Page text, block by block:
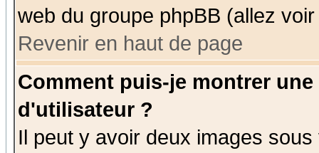
web du groupe phpBB (allez
Revenir en haut de page
Comment puis-je montrer
d'utilisateur ?
Il peut y avoir deux images